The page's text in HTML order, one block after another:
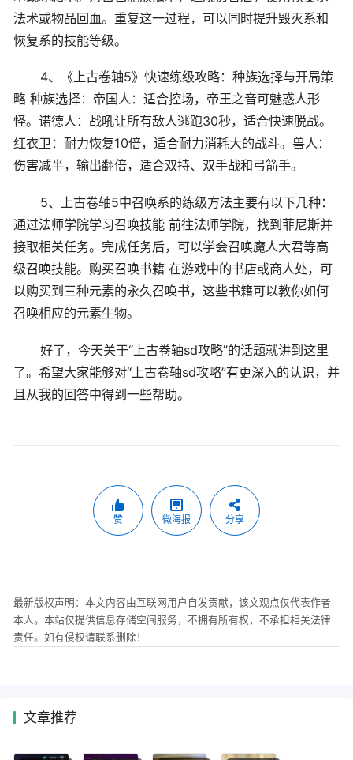
法术或物品回血。重复这一过程，可以同时提升毁灭系和
恢复系的技能等级。
4、《上古卷轴5》快速练级攻略：种族选择与开局策
略 种族选择：帝国人：适合控场，帝王之音可魅惑人形
怪。诺德人：战吼让所有敌人逃跑30秒，适合快速脱战。
红衣卫：耐力恢复10倍，适合耐力消耗大的战斗。兽人：
伤害减半，输出翻倍，适合双持、双手战和弓箭手。
5、上古卷轴5中召唤系的练级方法主要有以下几种：
通过法师学院学习召唤技能 前往法师学院，找到菲尼斯并
接取相关任务。完成任务后，可以学会召唤魔人大君等高
级召唤技能。购买召唤书籍 在游戏中的书店或商人处，可
以购买到三种元素的永久召唤书，这些书籍可以教你如何
召唤相应的元素生物。
好了，今天关于“上古卷轴sd攻略”的话题就讲到这里
了。希望大家能够对“上古卷轴sd攻略”有更深入的认识，并
且从我的回答中得到一些帮助。
赞 微海报 分享
最新版权声明：本文内容由互联网用户自发贡献，该文观点仅代表作者
本人。本站仅提供信息存储空间服务，不拥有所有权，不承担相关法律
责任。如有侵权请联系删除！
文章推荐